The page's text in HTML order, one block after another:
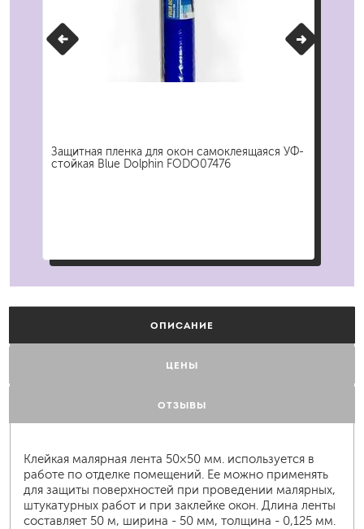
Защитная пленка для окон самоклеящаяся УФ-
стойкая Blue Dolphin FODO07476
ОПИСАНИЕ
ЦЕНЫ
ОТЗЫВЫ
Клейкая малярная лента 50×50 мм. используется в
работе по отделке помещений. Ее можно применять
для защиты поверхностей при проведении малярных,
штукатурных работ и при заклейке окон. Длина ленты
составляет 50 м, ширина - 50 мм, толщина - 0,125 мм.